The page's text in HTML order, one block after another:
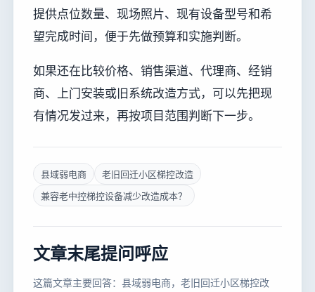
提供点位数量、现场照片、现有设备型号和希
望完成时间，便于先做预算和实施判断。
如果还在比较价格、销售渠道、代理商、经销
商、上门安装或旧系统改造方式，可以先把现
有情况发过来，再按项目范围判断下一步。
县域弱电商
老旧回迁小区梯控改造
兼容老中控梯控设备减少改造成本？
文章末尾提问呼应
这篇文章主要回答：县域弱电商，老旧回迁小区梯控改